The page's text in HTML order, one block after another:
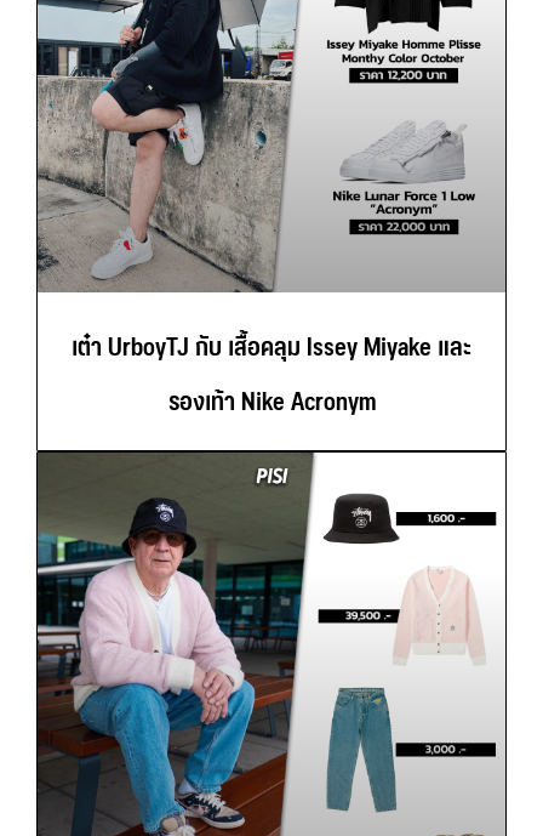
เต๋า UrboyTJ กับ เสื้อคลุม Issey Miyake และ
รองเท้า Nike Acronym